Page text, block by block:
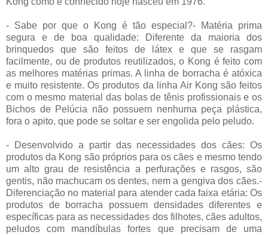
- Sabe por que o Kong é tão especial?- Matéria prima
segura e de boa qualidade: Diferente da maioria dos
brinquedos que são feitos de látex e que se rasgam
facilmente, ou de produtos reutilizados, o Kong é feito com
as melhores matérias primas. A linha de borracha é atóxica
e muito resistente. Os produtos da linha Air Kong são feitos
com o mesmo material das bolas de tênis profissionais e os
Bichos de Pelúcia não possuem nenhuma peça plástica,
fora o apito, que pode se soltar e ser engolida pelo peludo.
- Desenvolvido a partir das necessidades dos cães: Os
produtos da Kong são próprios para os cães e mesmo tendo
um alto grau de resistência a perfurações e rasgos, são
gentis, não machucam os dentes, nem a gengiva dos cães.-
Diferenciação no material para atender cada faixa etária: Os
produtos de borracha possuem densidades diferentes e
específicas para as necessidades dos filhotes, cães adultos,
peludos com mandíbulas fortes que precisam de uma